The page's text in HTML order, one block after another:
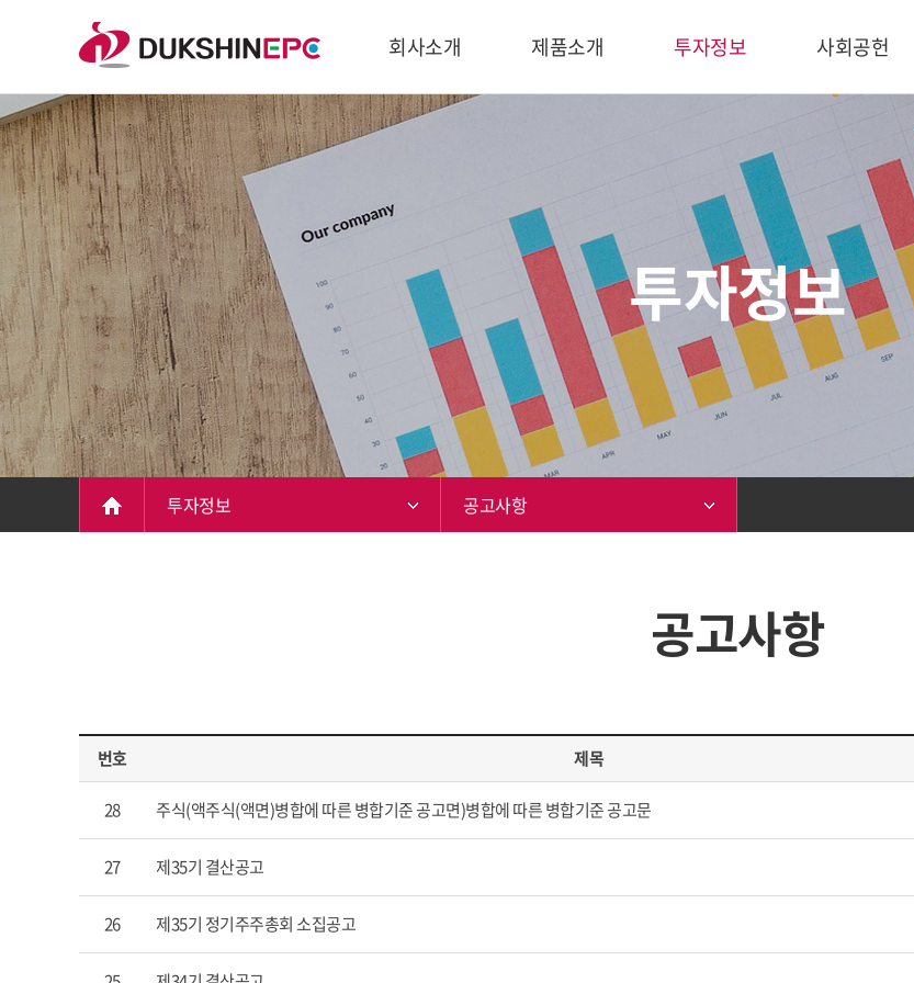
회사소개
기업이념
생산공장
오시는 길
제품소개
스피드데크
폼데크
이노데크
에코봇
도브데크
GC보데크
투자정보
공고사항
사회공헌
덕신EPC 챔피언십
전국 주니어 챔피언십
덕신 골프장학생
실종아동찾기
상해 역사문화 탐방
희망봉사단
덕신 건축안전 장학금
투자정보
투자정보 공고사항
공고사항
번호 제목
28 주식(액주식(액면)병합에 따른 병합기준 공고면)병합에 따른 병합기준 공고문
27 제35기 결산공고
26 제35기 정기주주총회 소집공고